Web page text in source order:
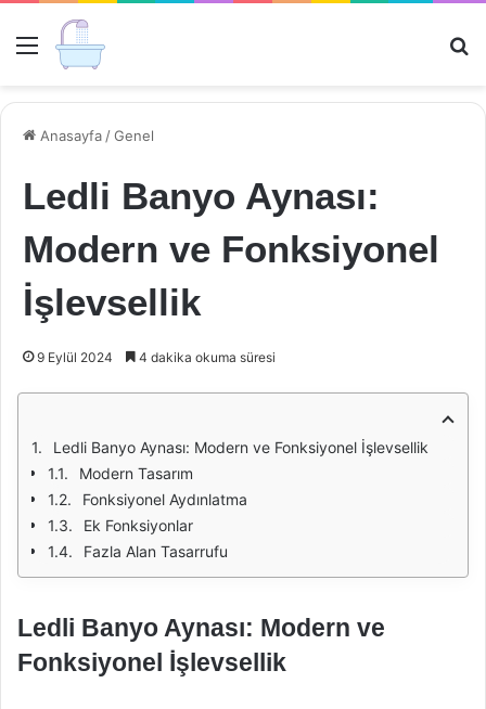
Menü
Anasayfa /Genel
Ledli Banyo Aynası:
Modern ve Fonksiyonel
İşlevsellik
9 Eylül 2024 4 dakika okuma süresi
Ledli Banyo Aynası: Modern ve Fonksiyonel İşlevsellik
Modern Tasarım
Fonksiyonel Aydınlatma
Ek Fonksiyonlar
Fazla Alan Tasarrufu
Ledli Banyo Aynası: Modern ve
Fonksiyonel İşlevsellik